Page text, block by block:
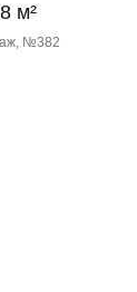
м²
№382